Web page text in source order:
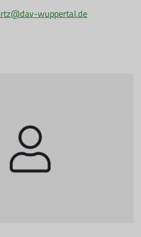
wuppertal.de